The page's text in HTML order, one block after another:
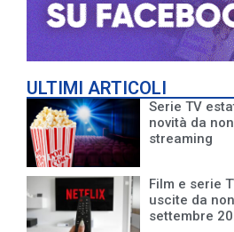
ULTIMI ARTICOLI
Serie TV
novità da
streaming
Film e serie
uscite da
settembre